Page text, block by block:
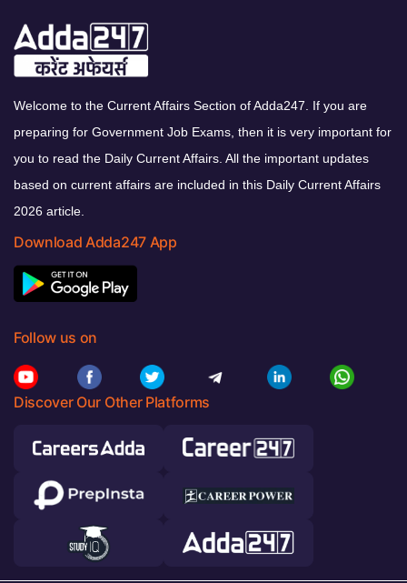
Welcome to the Current Affairs Section of Adda247. If you are
preparing for Government Job Exams, then it is very important for
you to read the Daily Current Affairs. All the important updates
based on current affairs are included in this Daily Current Affairs
2026 article.
Download Adda247 App
Follow us on
Discover Our Other Platforms